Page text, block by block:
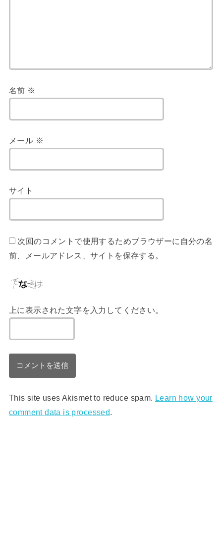
名前 ※
メール ※
サイト
次回のコメントで使用するためブラウザーに自分の名
前、メールアドレス、サイトを保存する。
上に表示された文字を入力してください。
This site uses Akismet to reduce spam. Learn how your
comment data is processed.